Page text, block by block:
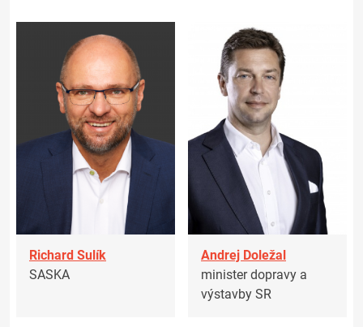
Richard Sulík
SASKA
Andrej Doležal
minister dopravy a
výstavby SR